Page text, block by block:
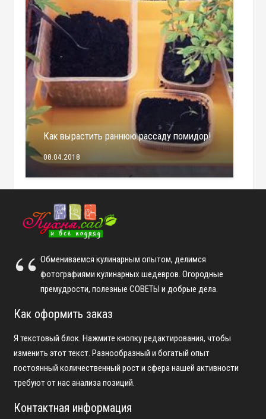
Как вырастить раннюю рассаду помидор!
08.04.2018
Обмениваемся кулинарным опытом, делимся
фотографиями кулинарных шедевров. Огородные
премудрости, полезные СОВЕТЫ и добрые дела.
Как оформить заказ
Я текстовый блок. Нажмите кнопку редактирования, чтобы
изменить этот текст. Разнообразный и богатый опыт
постоянный количественный рост и сфера нашей активности
требуют от нас анализа позиций.
Контактная информация